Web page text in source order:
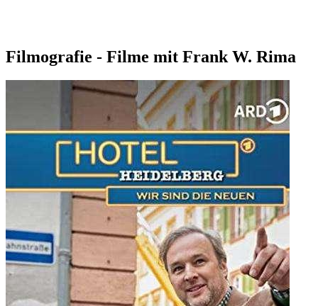
Filmografie - Filme mit Frank W. Rima